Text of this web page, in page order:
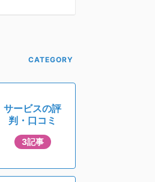
サービスの評
判・口コミ
3記事